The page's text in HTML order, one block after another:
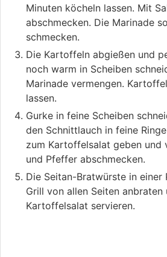
Minuten köcheln lassen. Mit
abschmecken. Die Marinade
schmecken.
Die Kartoffeln abgießen und
noch warm in Scheiben
Marinade vermengen.
lassen.
Gurke in feine Scheiben
den Schnittlauch in feine
zum Kartoffelsalat geben und
und Pfeffer abschmecken.
Die Seitan-Bratwürste in einer
Grill von allen Seiten anbraten
Kartoffelsalat servieren.